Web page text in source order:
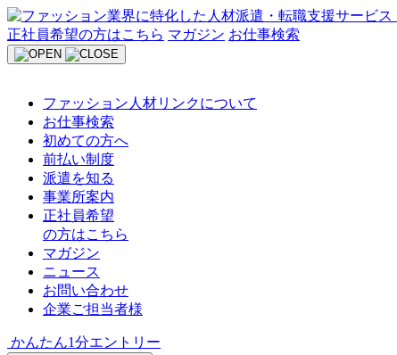
Skip
to
content
正社員希望の方はこちら マガジン お仕事検索
ファッション人材リンクについて
お仕事検索
初めての方へ
前払い制度
派遣を知る
事業所案内
正社員希望
の方はこちら
マガジン
ニュース
お問い合わせ
企業ご担当者様
かんたん1分エントリー